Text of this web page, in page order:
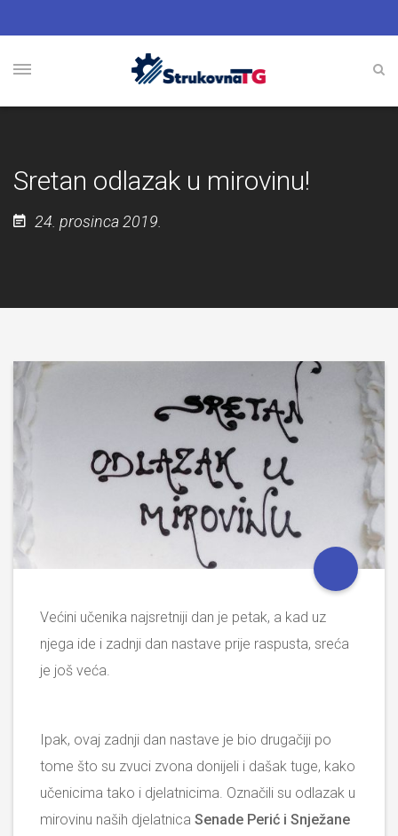
Sretan odlazak u mirovinu!
24. prosinca 2019.
Većini učenika najsretniji dan je petak, a kad uz
njega ide i zadnji dan nastave prije raspusta, sreća
je još veća.
Ipak, ovaj zadnji dan nastave je bio drugačiji po
tome što su zvuci zvona donijeli i dašak tuge, kako
učenicima tako i djelatnicima. Označili su odlazak u
mirovinu naših djelatnica Senade Perić i Snježane